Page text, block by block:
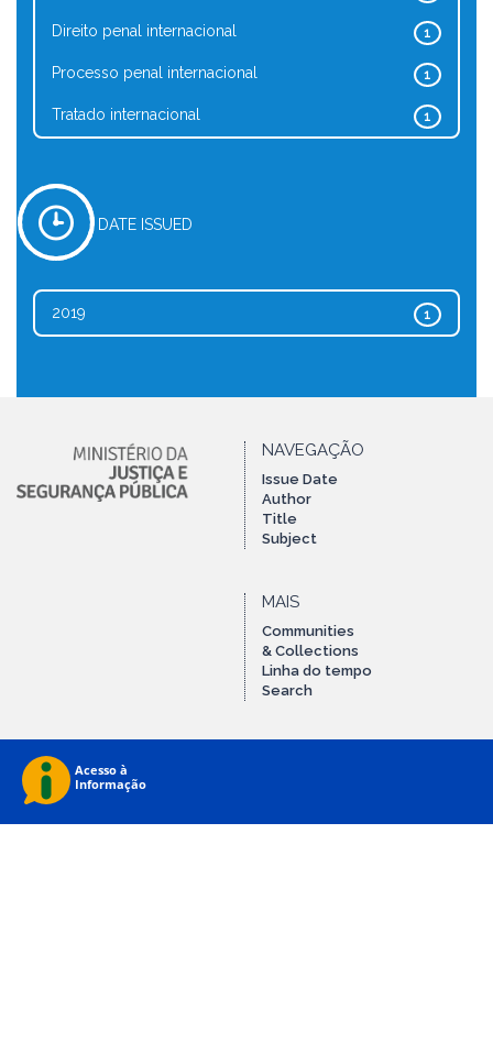
1
Direito penal internacional
1
Processo penal internacional
1
Tratado internacional
DATE ISSUED
1
2019
NAVEGAÇÃO
Issue Date
Author
Title
Subject
MAIS
Communities
& Collections
Linha do tempo
Search